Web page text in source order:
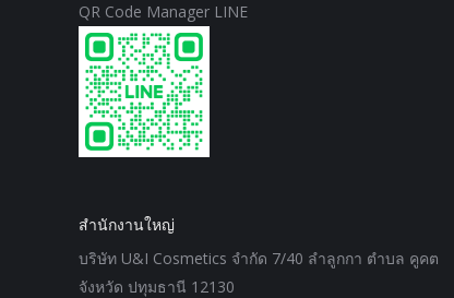
QR Code Manager LINE
สำนักงานใหญ่
บริษัท U&I Cosmetics จำกัด 7/40 ลำลูกกา ตำบล คูคต
จังหวัด ปทุมธานี 12130